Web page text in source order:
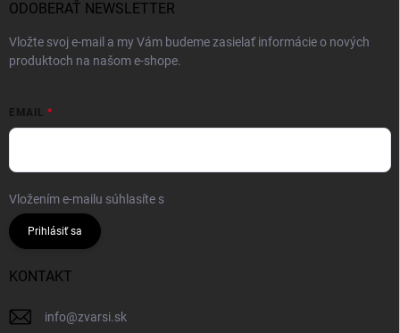
ODOBERAŤ NEWSLETTER
Vložte svoj e-mail a my Vám budeme zasielať informácie o nových
produktoch na našom e-shope.
EMAIL
Vložením e-mailu súhlasíte s
Prihlásiť sa
KONTAKT
info@zvarsi.sk